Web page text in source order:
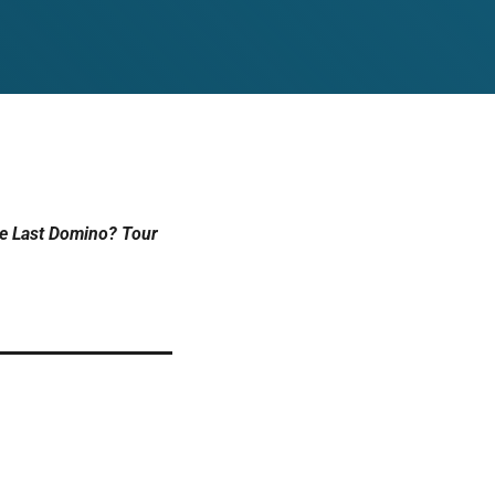
Last Domino? Tour